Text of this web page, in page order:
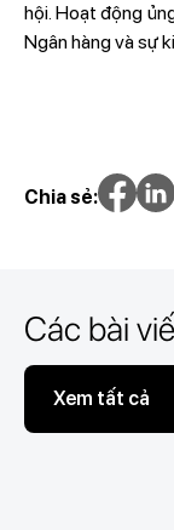
hội. Hoạt động
Ngân hàng và sự
Chia sẻ:
Các bài
Xem tất cả